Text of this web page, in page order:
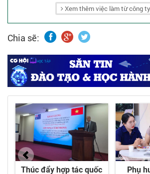
Xem thêm việc làm từ công
Chia sẽ: